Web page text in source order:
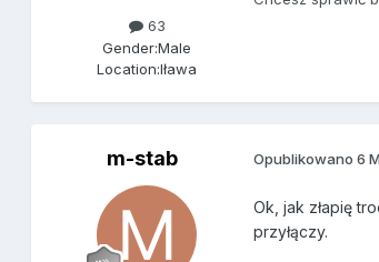
63
Gender:Male
Location:Iława
m-stab Opublikowano6
Ok, jak złapię
przyłączy.